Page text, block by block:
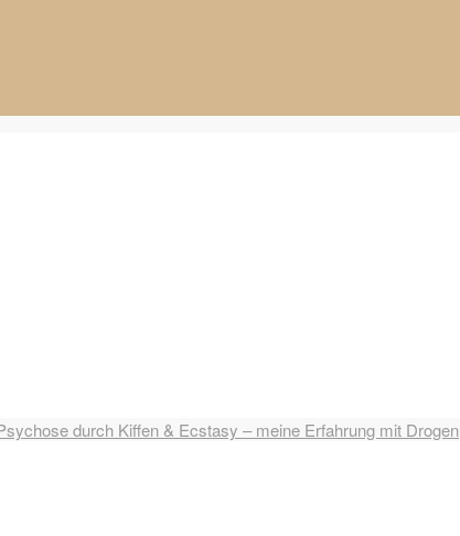
durch Kiffen & Ecstasy – meine Erfahrung mit Drogen